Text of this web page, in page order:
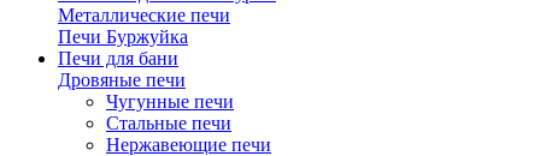
Металлические печи
Печи Буржуйка
Печи для бани
Дровяные печи
Чугунные печи
Стальные печи
Нержавеющие печи